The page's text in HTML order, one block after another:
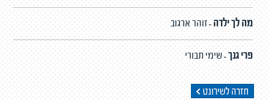
מה לך ילדה -זוהר ארגוב
פרי גנך-שימי תבורי